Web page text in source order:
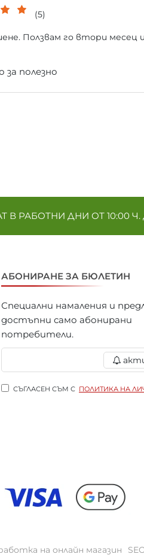
(5)
Ползвам го втори месец
полезно
РАБОТНИ ДНИ ОТ 10:00 Ч.
АБОНИРАНЕ ЗА БЮЛЕТИН
Специални намаления и
достъпни само абонирани
потребители.
СЪГЛАСЕН СЪМ С ПОЛИТИКА НА
на онлайн магазин